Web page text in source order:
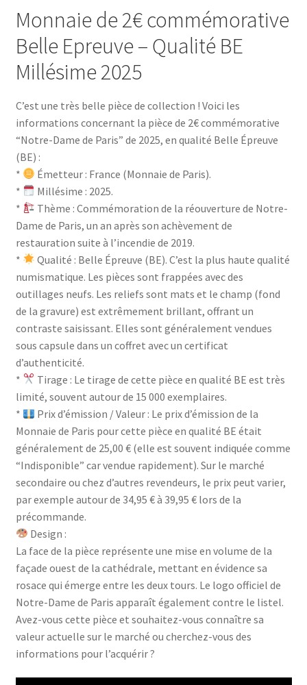
Monnaie de 2€ commémorative
Belle Epreuve – Qualité BE
Millésime 2025
C’est une très belle pièce de collection ! Voici les
informations concernant la pièce de 2€ commémorative
“Notre-Dame de Paris” de 2025, en qualité Belle Épreuve
(BE) :
*
Émetteur : France (Monnaie de Paris).
*
Millésime : 2025.
*
Thème : Commémoration de la réouverture de Notre-
Dame de Paris, un an après son achèvement de
restauration suite à l’incendie de 2019.
*
Qualité : Belle Épreuve (BE). C’est la plus haute qualité
numismatique. Les pièces sont frappées avec des
outillages neufs. Les reliefs sont mats et le champ (fond
de la gravure) est extrêmement brillant, offrant un
contraste saisissant. Elles sont généralement vendues
sous capsule dans un coffret avec un certificat
d’authenticité.
*
Tirage : Le tirage de cette pièce en qualité BE est très
limité, souvent autour de 15 000 exemplaires.
*
Prix d’émission / Valeur : Le prix d’émission de la
Monnaie de Paris pour cette pièce en qualité BE était
généralement de 25,00 € (elle est souvent indiquée comme
“Indisponible” car vendue rapidement). Sur le marché
secondaire ou chez d’autres revendeurs, le prix peut varier,
par exemple autour de 34,95 € à 39,95 € lors de la
précommande.
Design :
La face de la pièce représente une mise en volume de la
façade ouest de la cathédrale, mettant en évidence sa
rosace qui émerge entre les deux tours. Le logo officiel de
Notre-Dame de Paris apparaît également contre le listel.
Avez-vous cette pièce et souhaitez-vous connaître sa
valeur actuelle sur le marché ou cherchez-vous des
informations pour l’acquérir ?